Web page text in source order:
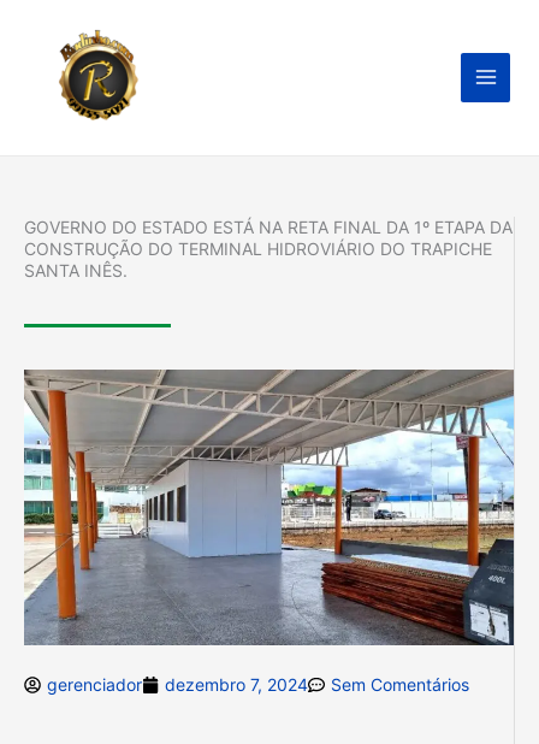
conteúdo
GOVERNO DO ESTADO ESTÁ NA RETA FINAL DA 1º ETAPA DA
CONSTRUÇÃO DO TERMINAL HIDROVIÁRIO DO TRAPICHE
SANTA INÊS.
gerenciador dezembro 7, 2024 Sem Comentários